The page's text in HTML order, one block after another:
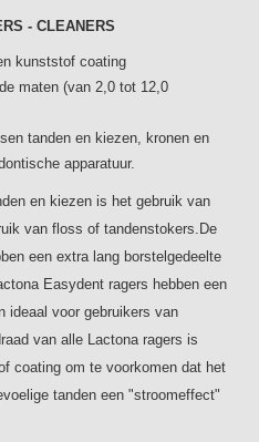
- CLEANERS
kunststof coating
maten (van 2,0 tot 12,0
tanden en kiezen, kronen en
apparatuur.
en kiezen is het gebruik van
van floss of tandenstokers. De
een extra lang borstelgedeelte
Easydent ragers hebben een
ideaal voor gebruikers van
van alle Lactona ragers is
coating om te voorkomen dat het
tanden een "stroomeffect"